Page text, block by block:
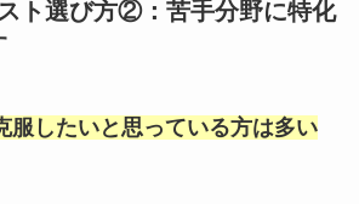
ト選び方②：苦手分野に特化
服したいと思っている方は多い